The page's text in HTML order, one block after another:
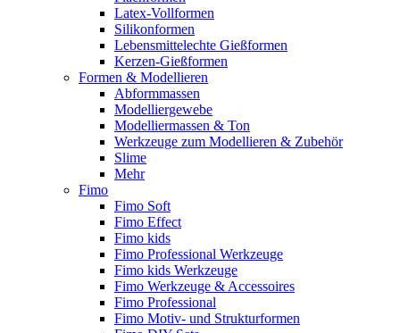
Latex-Vollformen
Silikonformen
Lebensmittelechte Gießformen
Kerzen-Gießformen
Formen & Modellieren
Abformmassen
Modelliergewebe
Modelliermassen & Ton
Werkzeuge zum Modellieren & Zubehör
Slime
Mehr
Fimo
Fimo Soft
Fimo Effect
Fimo kids
Fimo Professional Werkzeuge
Fimo kids Werkzeuge
Fimo Werkzeuge & Accessoires
Fimo Professional
Fimo Motiv- und Strukturformen